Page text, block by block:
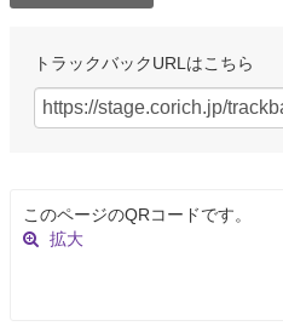
トラックバックURLはこちら
このページのQRコードです。
拡大